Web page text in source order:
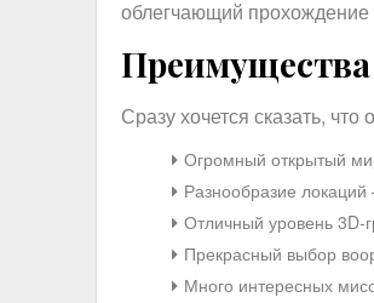
облегчающий прохождение
Сразу хочется сказать,
Огромный открытый
Разнообразие локаций
Отличный уровень 3D-
Прекрасный выбор
Много интересных